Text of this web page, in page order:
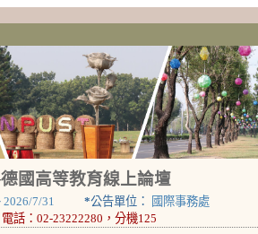
國高等教育線上論壇
2026/7/31 *公告單位：
國際事務處
話：02-23222280，分機125